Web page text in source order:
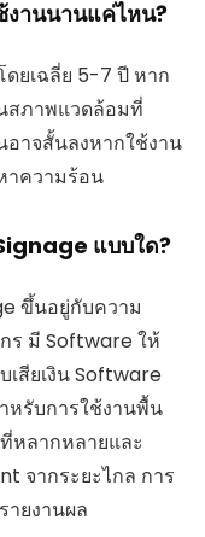
งานนานแค่ไหน?
ดยเฉลี่ย 5-7 ปี หาก
สภาพแวดล้อมที่
อาจสั้นลงหากใช้งาน
าความร้อน
แบบใด?
ขึ้นอยู่กับความ
ร มี Software ให้
สียเงิน Software
หรับการใช้งานพื้น
หลากหลายและ
จากระยะไกล การ
ายงานผล